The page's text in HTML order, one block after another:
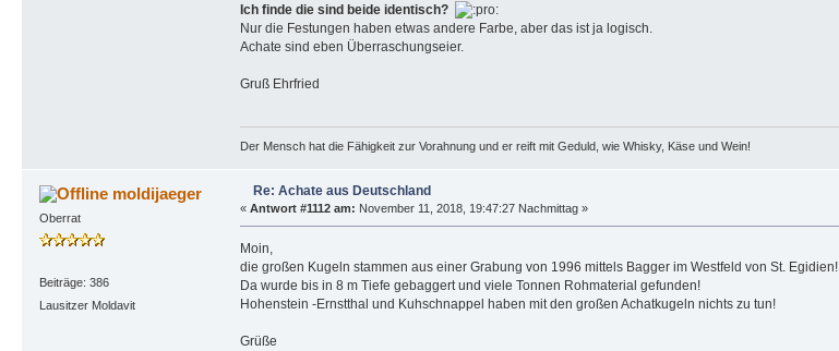
Ich finde die sind beide identisch?
Nur die Festungen haben etwas andere Farbe, aber das ist ja logisch.
Achate sind eben Überraschungseier.
Gruß Ehrfried
Der Mensch hat die Fähigkeit zur Vorahnung und er reift mit Geduld, wie Whisky, Käse und Wein!
moldijaeger
Oberrat
Beiträge: 386
Lausitzer Moldavit
Re: Achate aus Deutschland
« Antwort #1112 am: November 11, 2018, 19:47:27 Nachmittag »
Moin,
die großen Kugeln stammen aus einer Grabung von 1996 mittels Bagger im Westfeld von St. Egidien!
Da wurde bis in 8 m Tiefe gebaggert und viele Tonnen Rohmaterial gefunden!
Hohenstein -Ernstthal und Kuhschnappel haben mit den großen Achatkugeln nichts zu tun!
Grüße